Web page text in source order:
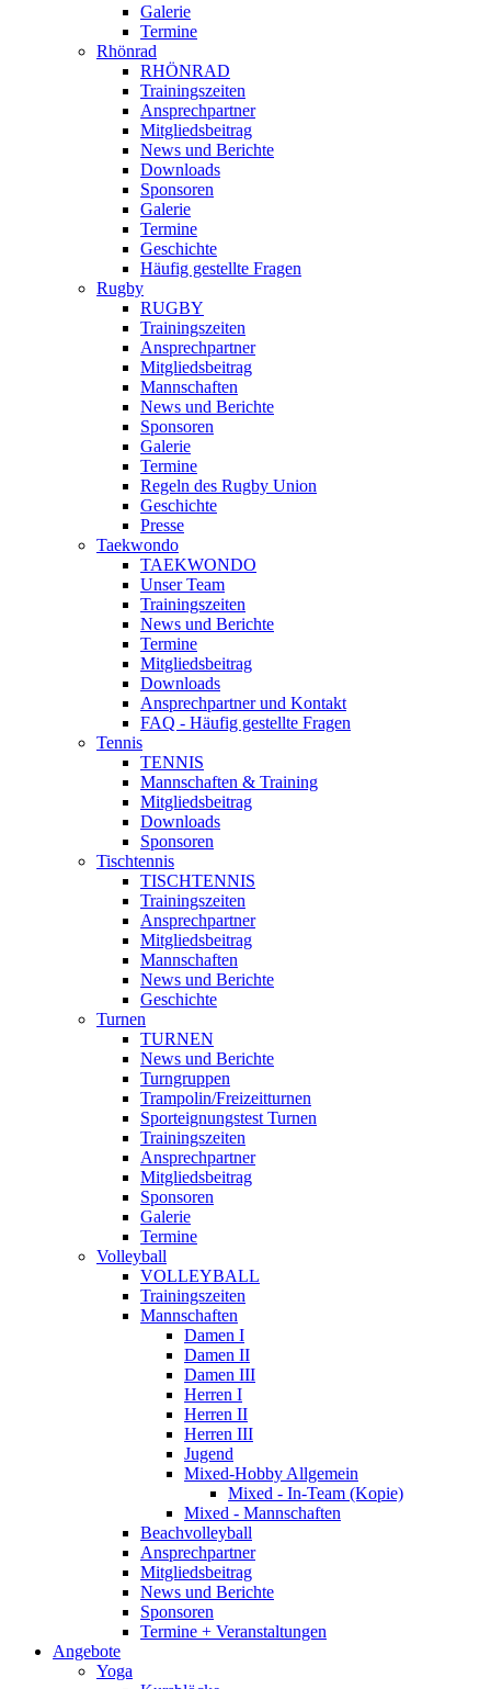
Galerie
Termine
Rhönrad
RHÖNRAD
Trainingszeiten
Ansprechpartner
Mitgliedsbeitrag
News und Berichte
Downloads
Sponsoren
Galerie
Termine
Geschichte
Häufig gestellte Fragen
Rugby
RUGBY
Trainingszeiten
Ansprechpartner
Mitgliedsbeitrag
Mannschaften
News und Berichte
Sponsoren
Galerie
Termine
Regeln des Rugby Union
Geschichte
Presse
Taekwondo
TAEKWONDO
Unser Team
Trainingszeiten
News und Berichte
Termine
Mitgliedsbeitrag
Downloads
Ansprechpartner und Kontakt
FAQ - Häufig gestellte Fragen
Tennis
TENNIS
Mannschaften & Training
Mitgliedsbeitrag
Downloads
Sponsoren
Tischtennis
TISCHTENNIS
Trainingszeiten
Ansprechpartner
Mitgliedsbeitrag
Mannschaften
News und Berichte
Geschichte
Turnen
TURNEN
News und Berichte
Turngruppen
Trampolin/Freizeitturnen
Sporteignungstest Turnen
Trainingszeiten
Ansprechpartner
Mitgliedsbeitrag
Sponsoren
Galerie
Termine
Volleyball
VOLLEYBALL
Trainingszeiten
Mannschaften
Damen I
Damen II
Damen III
Herren I
Herren II
Herren III
Jugend
Mixed-Hobby Allgemein
Mixed - In-Team (Kopie)
Mixed - Mannschaften
Beachvolleyball
Ansprechpartner
Mitgliedsbeitrag
News und Berichte
Sponsoren
Termine + Veranstaltungen
Angebote
Yoga